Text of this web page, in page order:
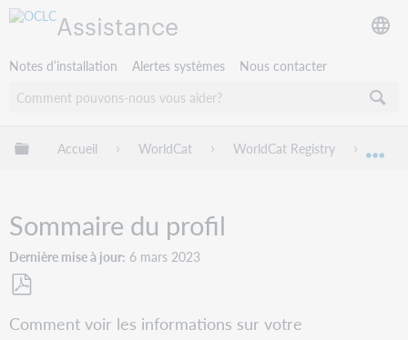
Assistance
Notes d’installation Alertes systèmes Nous contacter
Développer/réduire la hiérarchie globale
Accueil WorldCat WorldCat Registry
Sommaire du profil
Dernière mise à jour 6 mars 2023
en
Comment voir les informations sur votre